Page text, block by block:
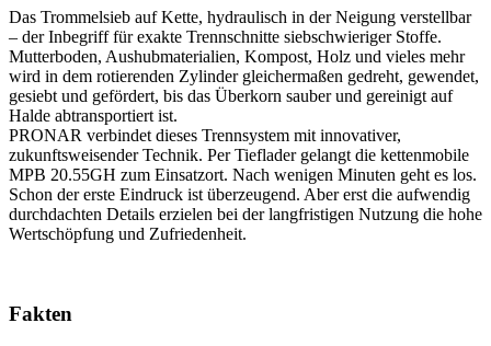
Das Trommelsieb auf Kette, hydraulisch in der Neigung verstellbar
– der Inbegriff für exakte Trennschnitte siebschwieriger Stoffe.
Mutterboden, Aushubmaterialien, Kompost, Holz und vieles mehr
wird in dem rotierenden Zylinder gleichermaßen gedreht, gewendet,
gesiebt und gefördert, bis das Überkorn sauber und gereinigt auf
Halde abtransportiert ist.
PRONAR verbindet dieses Trennsystem mit innovativer,
zukunftsweisender Technik. Per Tieflader gelangt die kettenmobile
MPB 20.55GH zum Einsatzort. Nach wenigen Minuten geht es los.
Schon der erste Eindruck ist überzeugend. Aber erst die aufwendig
durchdachten Details erzielen bei der langfristigen Nutzung die hohe
Wertschöpfung und Zufriedenheit.
Fakten